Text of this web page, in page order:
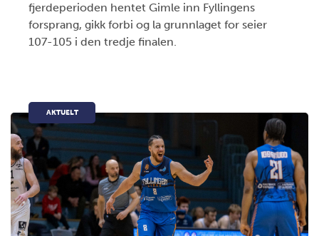
fjerdeperioden hentet Gimle inn Fyllingens
forsprang, gikk forbi og la grunnlaget for seier
107-105 i den tredje finalen.
AKTUELT